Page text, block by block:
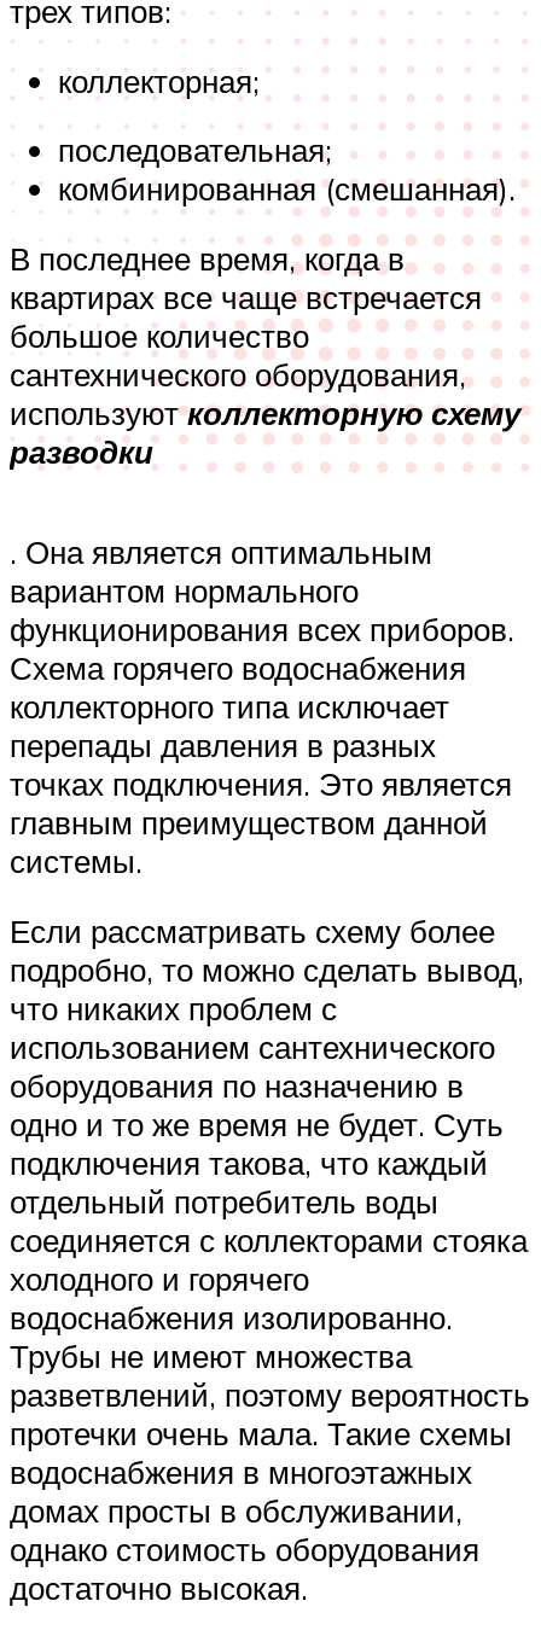
трех типов:
коллекторная;
последовательная;
комбинированная (смешанная).
В последнее время, когда в
квартирах все чаще встречается
большое количество
сантехнического оборудования,
используютколлекторную схему
разводки
. Она является оптимальным
вариантом нормального
функционирования всех приборов.
Схема горячего водоснабжения
коллекторного типа исключает
перепады давления в разных
точках подключения. Это является
главным преимуществом данной
системы.
Если рассматривать схему более
подробно, то можно сделать вывод,
что никаких проблем с
использованием сантехнического
оборудования по назначению в
одно и то же время не будет. Суть
подключения такова, что каждый
отдельный потребитель воды
соединяется с коллекторами стояка
холодного и горячего
водоснабжения изолированно.
Трубы не имеют множества
разветвлений, поэтому вероятность
протечки очень мала. Такие схемы
водоснабжения в многоэтажных
домах просты в обслуживании,
однако стоимость оборудования
достаточно высокая.